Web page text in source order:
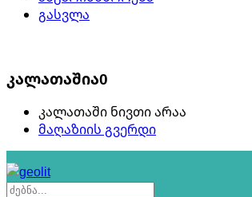
გასვლა
კალათაშია0
კალათაში ნივთი არაა
მაღაზიის გვერდი